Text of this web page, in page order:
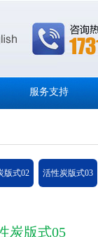
服务支持
版式02 活性炭版式03
炭版式05